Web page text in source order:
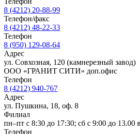
8 (4212) 20-88-99
Телефон/факс
8 (4212) 48-22-33
Телефон
8 (950) 129-08-64
Адрес
ул. Совхозная, 120 (камнерезный завод)
ООО «ГРАНИТ СИТИ» доп.офис
Телефон
8 (4212) 940-767
Адрес
ул. Пушкина, 18, оф. 8
Филиал
пн–пт с 8:30 до 17:30; сб с 9:00 до
Телефон